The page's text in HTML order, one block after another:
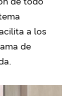
a los
de